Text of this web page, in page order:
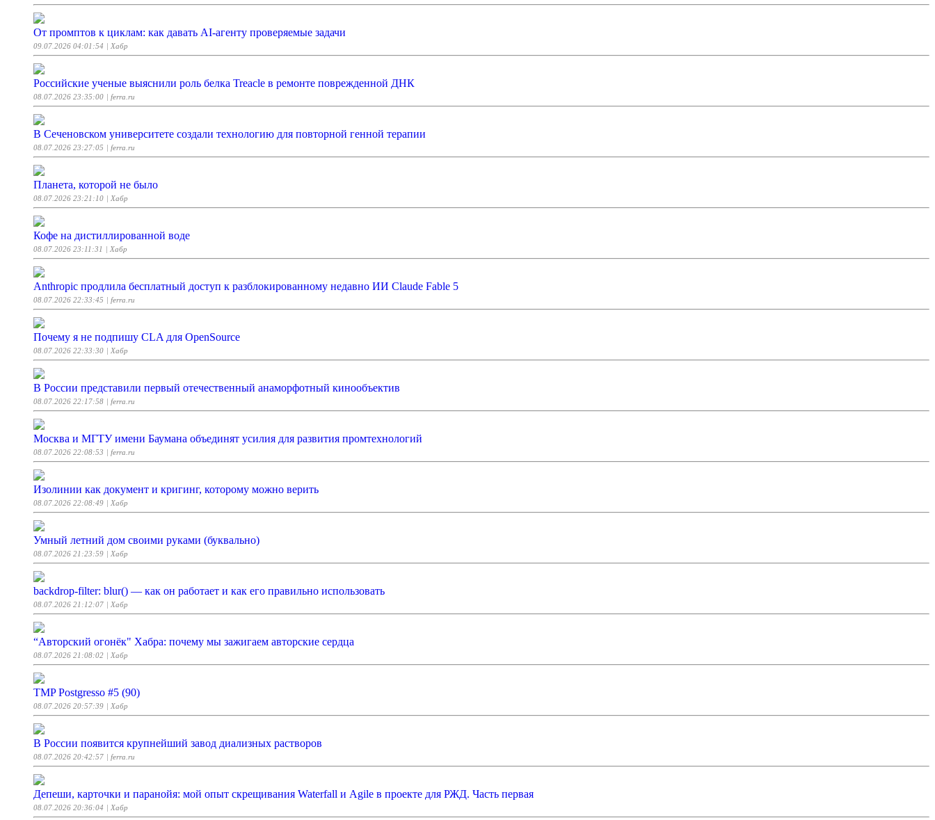
От промптов к циклам: как давать AI‑агенту проверяемые задачи
09.07.2026 04:01:54 | Хабр
Российские ученые выяснили роль белка Treacle в ремонте поврежденной ДНК
08.07.2026 23:35:00 | ferra.ru
В Сеченовском университете создали технологию для повторной генной терапии
08.07.2026 23:27:05 | ferra.ru
Планета, которой не было
08.07.2026 23:21:10 | Хабр
Кофе на дистиллированной воде
08.07.2026 23:11:31 | Хабр
Anthropic продлила бесплатный доступ к разблокированному недавно ИИ Claude Fable 5
08.07.2026 22:33:45 | ferra.ru
Почему я не подпишу CLA для OpenSource
08.07.2026 22:33:30 | Хабр
В России представили первый отечественный анаморфотный кинообъектив
08.07.2026 22:17:58 | ferra.ru
Москва и МГТУ имени Баумана объединят усилия для развития промтехнологий
08.07.2026 22:08:53 | ferra.ru
Изолинии как документ и кригинг, которому можно верить
08.07.2026 22:08:49 | Хабр
Умный летний дом своими руками (буквально)
08.07.2026 21:23:59 | Хабр
backdrop-filter: blur() — как он работает и как его правильно использовать
08.07.2026 21:12:07 | Хабр
“Авторский огонёк" Хабра: почему мы зажигаем авторские сердца
08.07.2026 21:08:02 | Хабр
TMP Postgresso #5 (90)
08.07.2026 20:57:39 | Хабр
В России появится крупнейший завод диализных растворов
08.07.2026 20:42:57 | ferra.ru
Депеши, карточки и паранойя: мой опыт скрещивания Waterfall и Agile в проекте для РЖД. Часть первая
08.07.2026 20:36:04 | Хабр